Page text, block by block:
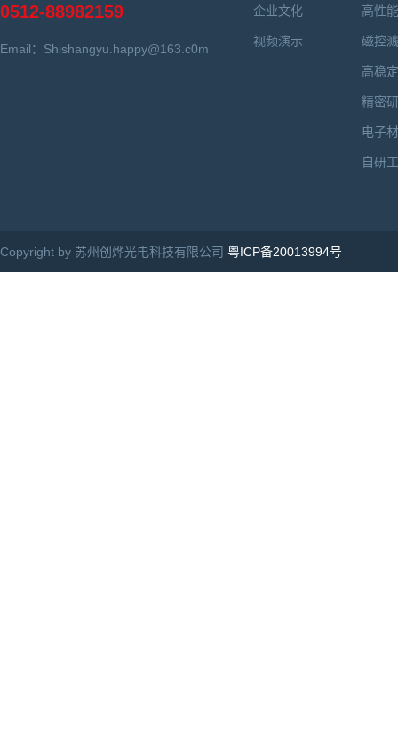
0512-88982159
Email：Shishangyu.happy@163.c0m
企业文化
视频演示
高性
磁控
高稳
精密
电子
自研
Copyright by 苏州创烨光电科技有限公司 粤ICP备20013994号